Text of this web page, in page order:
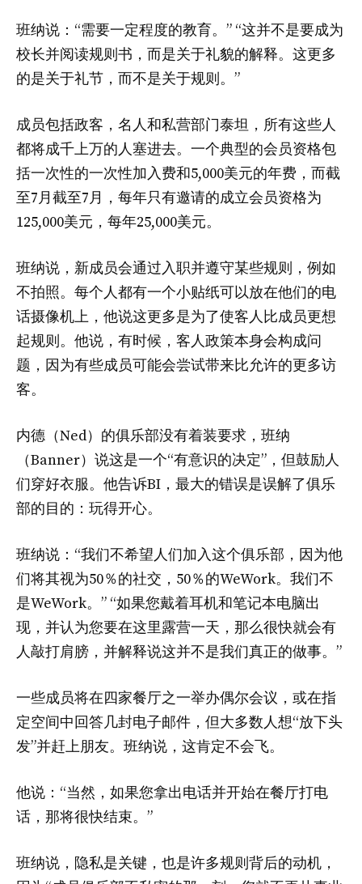
班纳说：“需要一定程度的教育。” “这并不是要成为
校长并阅读规则书，而是关于礼貌的解释。这更多
的是关于礼节，而不是关于规则。”
成员包括政客，名人和私营部门泰坦，所有这些人
都将成千上万的人塞进去。一个典型的会员资格包
括一次性的一次性加入费和5,000美元的年费，而截
至7月截至7月，每年只有邀请的成立会员资格为
125,000美元，每年25,000美元。
班纳说，新成员会通过入职并遵守某些规则，例如
不拍照。每个人都有一个小贴纸可以放在他们的电
话摄像机上，他说这更多是为了使客人比成员更想
起规则。他说，有时候，客人政策本身会构成问
题，因为有些成员可能会尝试带来比允许的更多访
客。
内德（Ned）的俱乐部没有着装要求，班纳
（Banner）说这是一个“有意识的决定”，但鼓励人
们穿好衣服。他告诉BI，最大的错误是误解了俱乐
部的目的：玩得开心。
班纳说：“我们不希望人们加入这个俱乐部，因为他
们将其视为50％的社交，50％的WeWork。我们不
是WeWork。” “如果您戴着耳机和笔记本电脑出
现，并认为您要在这里露营一天，那么很快就会有
人敲打肩膀，并解释说这并不是我们真正的做事。”
一些成员将在四家餐厅之一举办偶尔会议，或在指
定空间中回答几封电子邮件，但大多数人想“放下头
发”并赶上朋友。班纳说，这肯定不会飞。
他说：“当然，如果您拿出电话并开始在餐厅打电
话，那将很快结束。”
班纳说，隐私是关键，也是许多规则背后的动机，